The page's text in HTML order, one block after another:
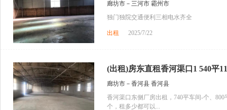
廊坊市－三河市 霸州市
独门独院交通便利三相电水齐全
出租 2025/7/22
(出租)房东直租香河渠口1 540平
廊坊市－香河县 香河县
香河渠口东侧厂房出租，740平车间-个、
个，租多少都可以...